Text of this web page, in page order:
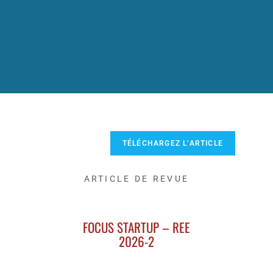
TÉLÉCHARGEZ L’ARTICLE
ARTICLE DE REVUE
FOCUS STARTUP – REE
2026-2